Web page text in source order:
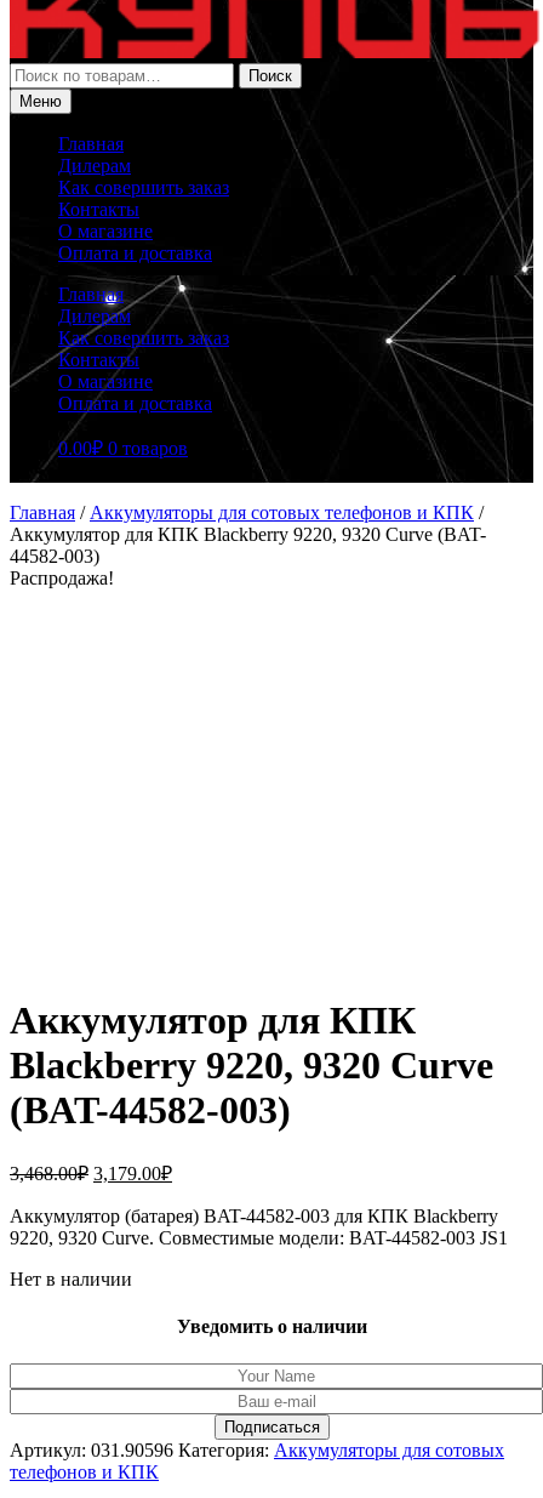
Искать:
Поиск
Меню
Главная
Дилерам
Как совершить заказ
Контакты
О магазине
Оплата и доставка
Главная
Дилерам
Как совершить заказ
Контакты
О магазине
Оплата и доставка
0.00₽ 0 товаров
Главная / Аккумуляторы для сотовых телефонов и КПК /
Аккумулятор для КПК Blackberry 9220, 9320 Curve (BAT-
44582-003)
Распродажа!
Аккумулятор для КПК
Blackberry 9220, 9320 Curve
(BAT-44582-003)
3,468.00₽ Первоначальная
составляла
3,468.00₽.
3,179.00₽Текущая
3,179.00₽.
Аккумулятор (батарея) BAT-44582-003 для КПК Blackberry
9220, 9320 Curve. Совместимые модели: BAT-44582-003 JS1
Нет в наличии
Уведомить о наличии
Артикул: 031.90596 Категория: Аккумуляторы для сотовых
телефонов и КПК